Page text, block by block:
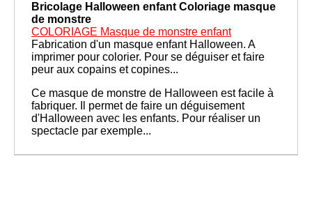
Bricolage Halloween enfant Coloriage masque
de monstre
COLORIAGE Masque de monstre enfant
Fabrication d'un masque enfant Halloween. A
imprimer pour colorier. Pour se déguiser et faire
peur aux copains et copines...
Ce masque de monstre de Halloween est facile à
fabriquer. Il permet de faire un déguisement
d'Halloween avec les enfants. Pour réaliser un
spectacle par exemple...